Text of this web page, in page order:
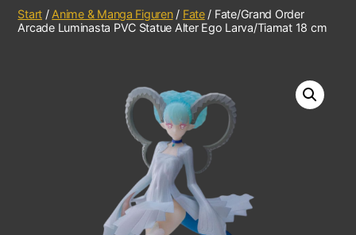
Start / Anime & Manga Figuren/ Fate/ Fate/Grand Order
Arcade Luminasta PVC Statue Alter Ego Larva/Tiamat 18 cm